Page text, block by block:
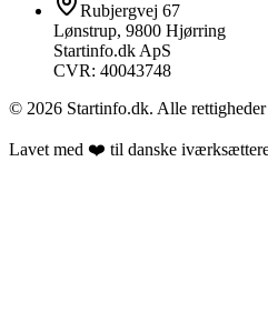
Rubjergvej 67
Lønstrup, 9800 Hjørring
Startinfo.dk ApS
CVR: 40043748
© 2026 Startinfo.dk. Alle
Lavet med ❤️ til danske